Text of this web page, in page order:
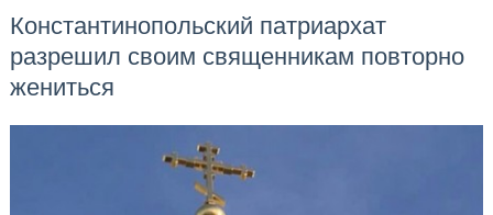
Константинопольский патриархат
разрешил своим священникам повторно
жениться